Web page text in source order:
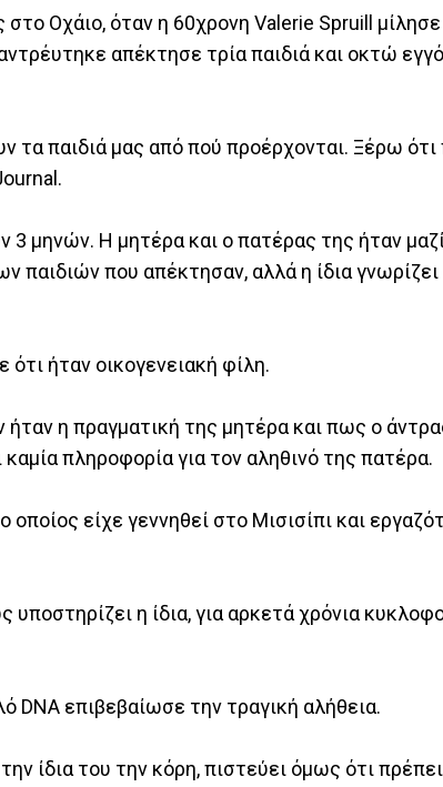
Οχάιο, όταν η 60χρονη Valerie Spruill μίλησε
απέκτησε τρία παιδιά και οκτώ
παιδιά μας από πού προέρχονται. Ξέρω ότι
μηνών. Η μητέρα και ο πατέρας της ήταν
που απέκτησαν, αλλά η ίδια γνωρίζει
ήταν οικογενειακή φίλη.
η πραγματική της μητέρα και πως ο
πληροφορία για τον αληθινό της πατέρα.
είχε γεννηθεί στο Μισισίπι και
η ίδια, για αρκετά χρόνια
DNA επιβεβαίωσε την τραγική αλήθεια.
ίδια του την κόρη, πιστεύει όμως ότι